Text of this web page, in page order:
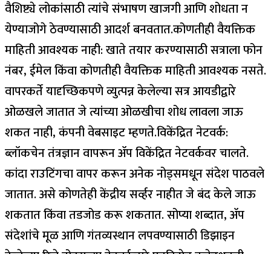
वैशिष्ट्ये लोकांसाठी त्यांचे संभाषण खाजगी आणि शोधता न
येण्याजोगे ठेवण्यासाठी आदर्श बनवतात.कोणतीही वैयक्तिक
माहिती आवश्यक नाही:खाते तयार करण्यासाठी सत्राला फोन
नंबर, ईमेल किंवा कोणतीही वैयक्तिक माहिती आवश्यक नसते.
वापरकर्ते यादृच्छिकपणे व्युत्पन्न केलेल्या सत्र आयडीद्वारे
ओळखले जातात जे त्यांच्या ओळखीचा शोध लावला जाऊ
शकत नाही, कंपनी वेबसाइट म्हणते.विकेंद्रित नेटवर्क:
ब्लॉकचेन तंत्रज्ञान वापरून ॲप विकेंद्रित नेटवर्कवर चालते.
कांदा राउटिंगचा वापर करून अनेक नोड्समधून संदेश पाठवले
जातात. असे कोणतेही केंद्रीय सर्व्हर नाहीत जे बंद केले जाऊ
शकतात किंवा तडजोड करू शकतात.सोप्या शब्दात, ॲप
संदेशांचे मूळ आणि गंतव्यस्थान लपवण्यासाठी डिझाइन